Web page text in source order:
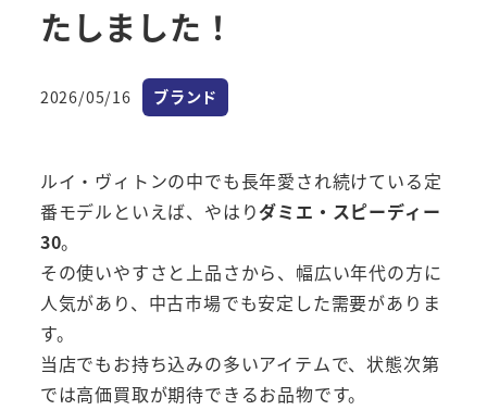
たしました！
投稿日
2026/05/16 カテゴリー
ブランド
ルイ・ヴィトンの中でも長年愛され続けている定
番モデルといえば、やはりダミエ・スピーディー
30。
その使いやすさと上品さから、幅広い年代の方に
人気があり、中古市場でも安定した需要がありま
す。
当店でもお持ち込みの多いアイテムで、状態次第
では高価買取が期待できるお品物です。